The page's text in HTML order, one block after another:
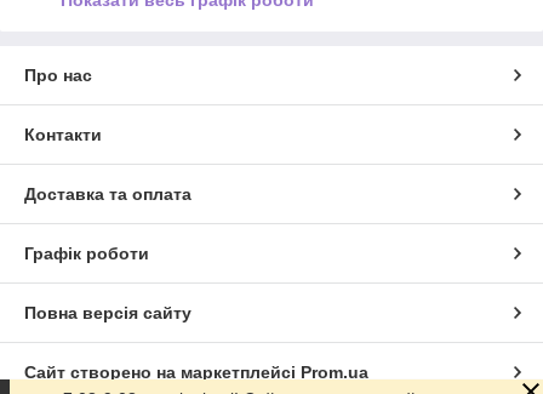
Про нас
Контакти
Доставка та оплата
Графік роботи
Повна версія сайту
Сайт створено на маркетплейсі Prom.ua